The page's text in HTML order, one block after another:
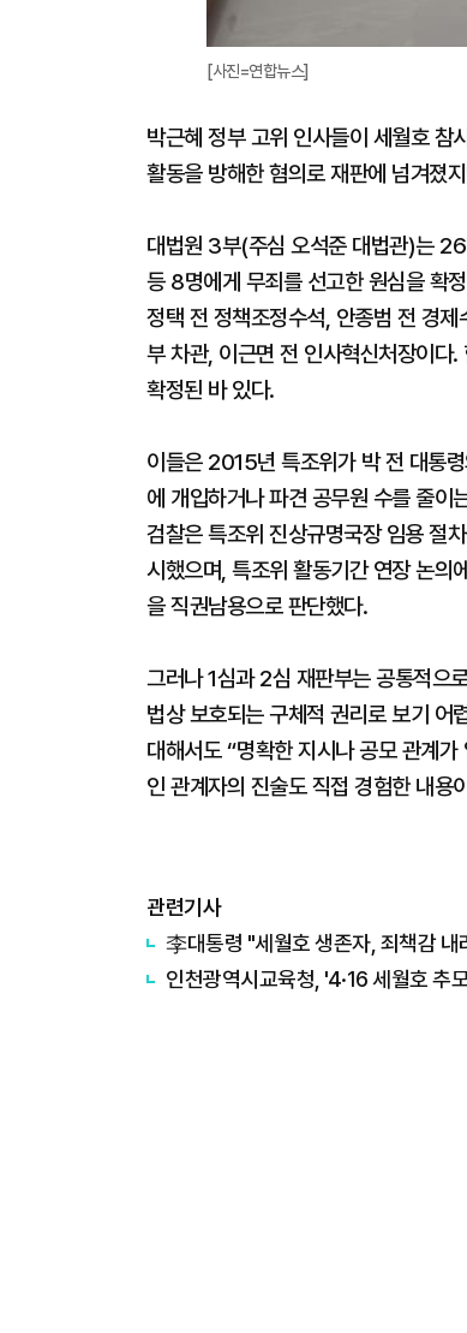
[사진=연합뉴스]
박근혜 정부 고위 인사들이 세월호 참
활동을 방해한 혐의로 재판에 넘겨졌
대법원 3부(주심 오석준 대법관)는
등 8명에게 무죄를 선고한 원심을 확
정택 전 정책조정수석, 안종범 전 경
부 차관, 이근면 전 인사혁신처장이다
확정된 바 있다.
이들은 2015년 특조위가 박 전 대통
에 개입하거나 파견 공무원 수를 줄
검찰은 특조위 진상규명국장 임용 절
시했으며, 특조위 활동기간 연장 논의
을 직권남용으로 판단했다.
그러나 1심과 2심 재판부는 공통적으
법상 보호되는 구체적 권리로 보기 어
대해서도 “명확한 지시나 공모 관계
인 관계자의 진술도 직접 경험한 내용
관련기사
李대통령 "세월호 생존자, 죄책감 내
인천광역시교육청, '4·16 세월호 추